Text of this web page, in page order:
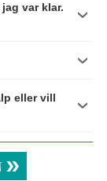
var klar.
eller vill